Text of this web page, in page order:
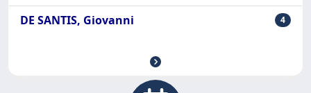
DE SANTIS, Giovanni 4